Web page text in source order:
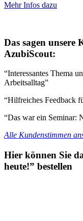
Mehr Infos dazu
Das sagen unsere
AzubiScout:
“Interessantes Thema
Arbeitsalltag”
“Hilfreiches Feedback
“Das war ein Seminar:
Alle Kundenstimmen
Hier können Sie
heute!” bestellen